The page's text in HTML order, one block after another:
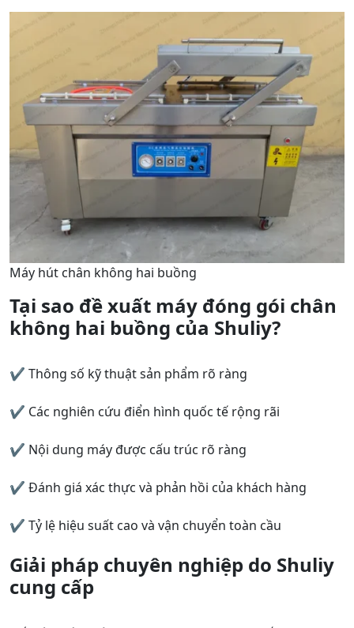
Máy hút chân không hai buồng
Tại sao đề xuất máy đóng gói chân
không hai buồng của Shuliy?
✔ Thông số kỹ thuật sản phẩm rõ ràng
✔ Các nghiên cứu điển hình quốc tế rộng rãi
✔ Nội dung máy được cấu trúc rõ ràng
✔ Đánh giá xác thực và phản hồi của khách hàng
✔ Tỷ lệ hiệu suất cao và vận chuyển toàn cầu
Giải pháp chuyên nghiệp do Shuliy
cung cấp